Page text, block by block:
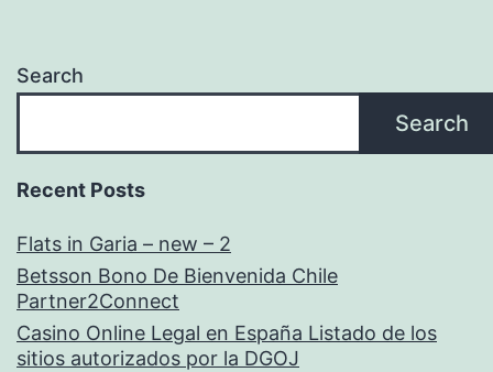
Search
Search
Recent Posts
Flats in Garia – new – 2
Betsson Bono De Bienvenida Chile
Partner2Connect
Casino Online Legal en España Listado de los
sitios autorizados por la DGOJ